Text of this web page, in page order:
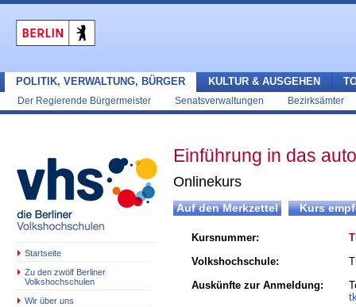
POLITIK, VERWALTUNG, BÜRGER
Der Regierende Bürgermeister Senatsverwaltungen Bezirksämter
KULTUR & AUSGEHEN
Startseite
Zu den zwölf Berliner
Volkshochschulen
Wir über uns
Einführung in das
Onlinekurs
Kursnummer:
Volkshochschule:
Auskünfte zur Anmeldung: